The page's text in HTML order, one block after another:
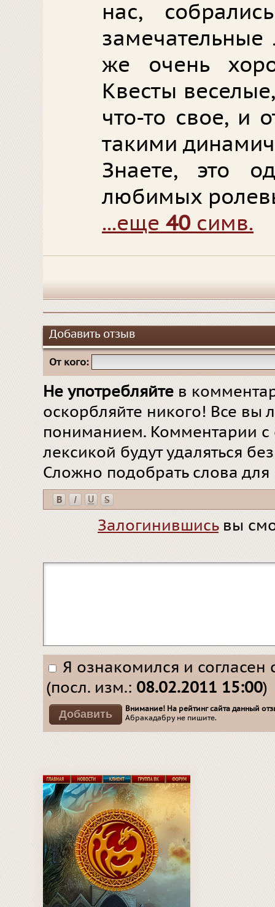
нас,
же очень
Квесты
что-то свое, и
такими
Знаете, это
любимых
...еще 40 симв.
Добавить отзыв
От кого:
Не употребляйте в
оскорбляйте никого! Все вы
пониманием. Комментарии
лексикой будут удаляться
Сложно подобрать слова
Залогинившисьвы
Я ознакомился и согласен
(посл. изм.: 08.02.2011 15:00)
Внимание! На рейтинг сайта данный
Абракадабру не пишите.